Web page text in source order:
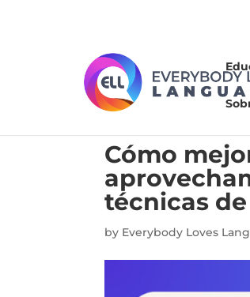
Cómo
técnicas
by Everybody Loves